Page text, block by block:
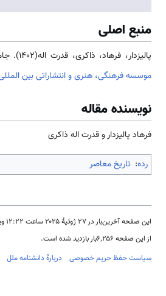
منبع اصلی
پالیزدار، فرهاد، ذاکری، قدرت اله(1402). جامعه و فرهنگ
موسسه فرهنگی، هنری و انتشاراتی بین
نویسنده مقاله
فرهاد پالیزدار و قدرت اله ذاکری
رده: تاریخ معاصر
این صفحه آخرین‌بار در ‏۲۷ ژوئیهٔ ۲۰۲۵ ساعت ‏۱۲:۲۲ ویرایش شده است.
از این صفحه ۶٬۲۵۶بار بازدید شده است.
سیاست حفظ حریم خصوصی
دربارهٔ دانشنامه ملل